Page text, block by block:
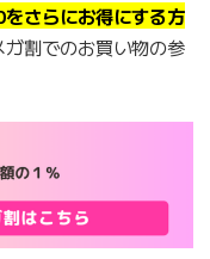
さらにお得にする方
割でのお買い物の参